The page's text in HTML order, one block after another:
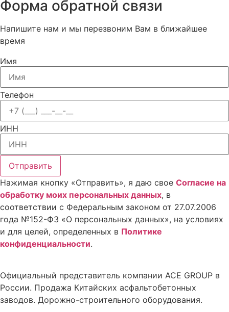
Форма обратной связи
Напишите нам и мы перезвоним Вам в ближайшее
время
Имя
Телефон
ИНН
Отправить
Нажимая кнопку «Отправить», я даю свое Cогласие на
обработку моих персональных данных, в
соответствии с Федеральным законом от 27.07.2006
года №152-ФЗ «О персональных данных», на условиях
и для целей, определенных в Политике
конфиденциальности.
Официальный представитель компании ACE GROUP в
России. Продажа Китайских асфальтобетонных
заводов. Дорожно-строительного оборудования.